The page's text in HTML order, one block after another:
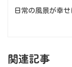
日常の風景が幸
関連記事